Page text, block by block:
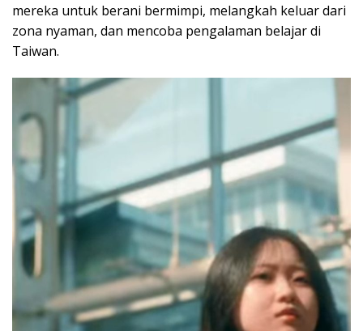
mereka untuk berani bermimpi, melangkah keluar dari
zona nyaman, dan mencoba pengalaman belajar di
Taiwan.